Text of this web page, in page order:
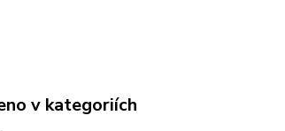
v kategoriích